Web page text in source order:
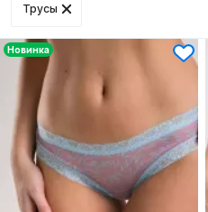
Трусы
Новинка